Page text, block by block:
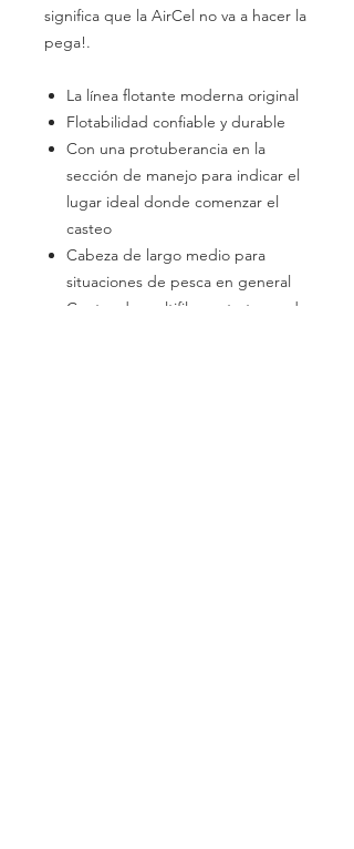
significa que la AirCel no va a hacer la
pega!.
La línea flotante moderna original
Flotabilidad confiable y durable
Con una protuberancia en la
sección de manejo para indicar el
lugar ideal donde comenzar el
casteo
Cabeza de largo medio para
situaciones de pesca en general
Centro de multifilamento trenzado